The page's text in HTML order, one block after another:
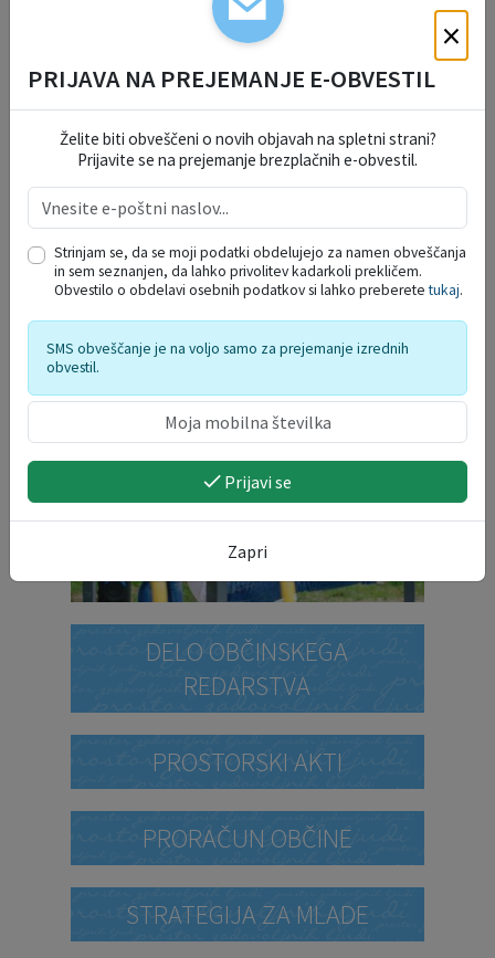
Prikaži več
INFORMATIVNI BILTENI
DELO OBČINSKEGA
REDARSTVA
PROSTORSKI AKTI
PRORAČUN OBČINE
STRATEGIJA ZA MLADE
×
PRIJAVA NA PREJEMANJE E-OBVESTIL
Želite biti obveščeni o novih objavah na spletni strani?
Prijavite se na prejemanje brezplačnih e-obvestil.
Strinjam se, da se moji podatki obdelujejo za namen obveščanja
in sem seznanjen, da lahko privolitev kadarkoli prekličem.
Obvestilo o obdelavi osebnih podatkov si lahko preberetetukaj.
SMS obveščanje je na voljo samo za prejemanje izrednih
obvestil.
Prijavi se
Zapri